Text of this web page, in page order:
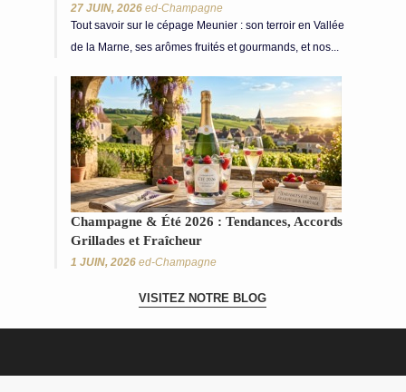
27 JUIN, 2026 ed-Champagne
Tout savoir sur le cépage Meunier : son terroir en Vallée
de la Marne, ses arômes fruités et gourmands, et nos...
Champagne & Été 2026 : Tendances, Accords
Grillades et Fraîcheur
1 JUIN, 2026 ed-Champagne
VISITEZ NOTRE BLOG